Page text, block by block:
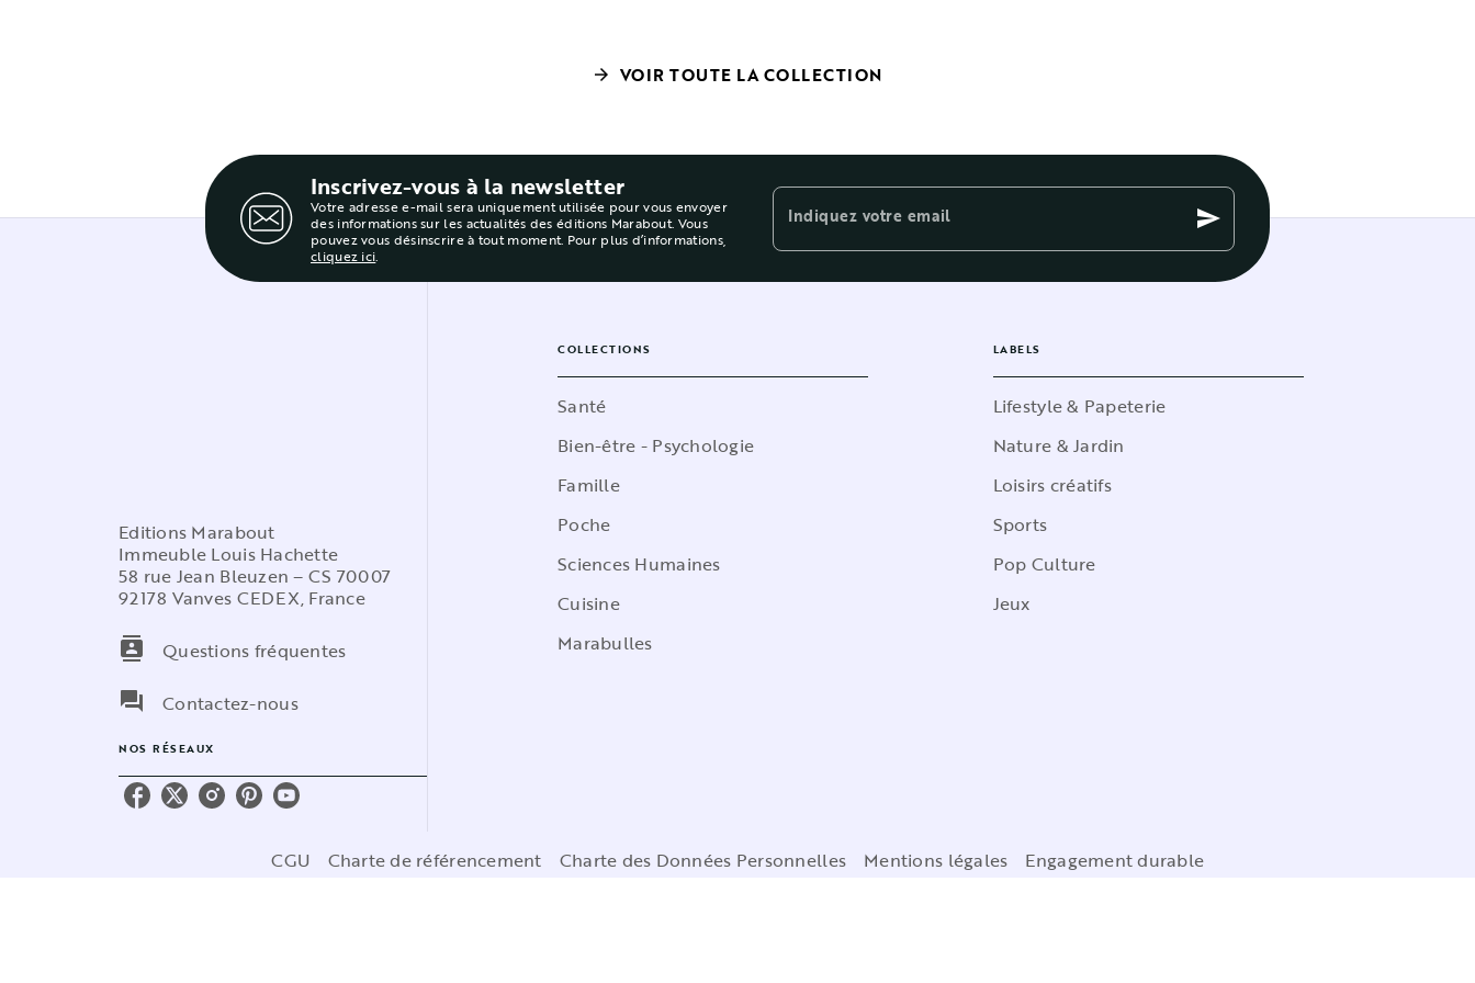
arrow_forward VOIR TOUTE LA COLLECTION
Inscrivez-vous à la newsletter
Votre adresse e-mail sera uniquement utilisée pour vous envoyer
des informations sur les actualités des éditions Marabout. Vous
pouvez vous désinscrire à tout moment. Pour plus d’informations,
cliquez ici.
Indiquez votre email send
Editions Marabout
Immeuble Louis Hachette
58 rue Jean Bleuzen – CS 70007
92178 Vanves CEDEX, France
contacts
Questions fréquentes
question_answer
Contactez-nous
NOS RÉSEAUX
COLLECTIONS
Santé
Bien-être - Psychologie
Famille
Poche
Sciences Humaines
Cuisine
Marabulles
LABELS
Lifestyle & Papeterie
Nature & Jardin
Loisirs créatifs
Sports
Pop Culture
Jeux
CGU Charte de référencement Charte des Données Personnelles Mentions légales Engagement durable